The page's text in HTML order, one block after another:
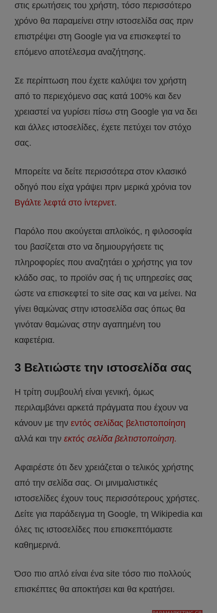
στις ερωτήσεις του χρήστη, τόσο περισσότερο
χρόνο θα παραμείνει στην ιστοσελίδα σας πριν
επιστρέψει στη Google για να επισκεφτεί το
επόμενο αποτέλεσμα αναζήτησης.
Σε περίπτωση που έχετε καλύψει τον χρήστη
από το περιεχόμενο σας κατά 100% και δεν
χρειαστεί να γυρίσει πίσω στη Google για να δει
και άλλες ιστοσελίδες, έχετε πετύχει τον στόχο
σας.
Μπορείτε να δείτε περισσότερα στον κλασικό
οδηγό που είχα γράψει πριν μερικά χρόνια τον
Βγάλτε λεφτά στο ίντερνετ.
Παρόλο που ακούγεται απλοϊκός, η φιλοσοφία
του βασίζεται στο να δημιουργήσετε τις
πληροφορίες που αναζητάει ο χρήστης για τον
κλάδο σας, το προϊόν σας ή τις υπηρεσίες σας
ώστε να επισκεφτεί το site σας και να μείνει. Να
γίνει θαμώνας στην ιστοσελίδα σας όπως θα
γινόταν θαμώνας στην αγαπημένη του
καφετέρια.
3 Βελτιώστε την ιστοσελίδα σας
Η τρίτη συμβουλή είναι γενική, όμως
περιλαμβάνει αρκετά πράγματα που έχουν να
κάνουν με την εντός σελίδας βελτιστοποίηση
αλλά και την εκτός σελίδα βελτιστοποίηση.
Αφαιρέστε ότι δεν χρειάζεται ο τελικός χρήστης
από την σελίδα σας. Οι μινιμαλιστικές
ιστοσελίδες έχουν τους περισσότερους χρήστες.
Δείτε για παράδειγμα τη Google, τη Wikipedia και
όλες τις ιστοσελίδες που επισκεπτόμαστε
καθημερινά.
Όσο πιο απλό είναι ένα site τόσο πιο πολλούς
επισκέπτες θα αποκτήσει και θα κρατήσει.